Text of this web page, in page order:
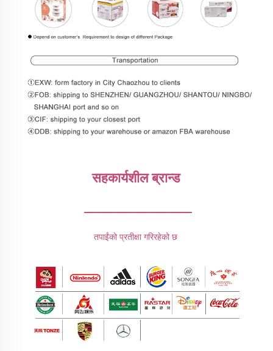
सहकार्यशील ब्रान्ड
________________
तपाईंको प्रतीक्षा गरिरहेको छ